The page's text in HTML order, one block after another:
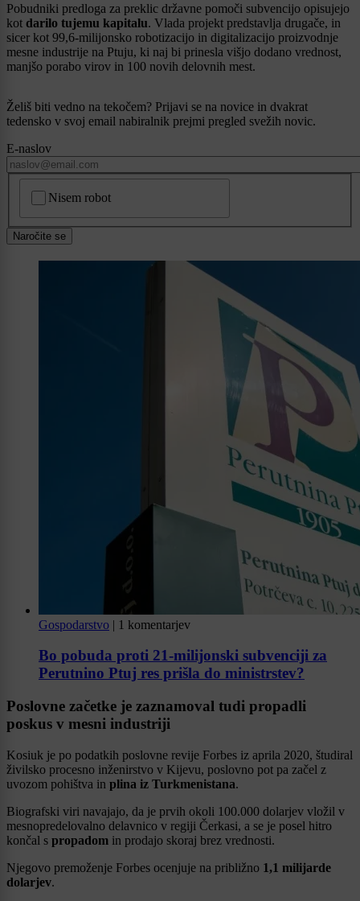
Pobudniki predloga za preklic državne pomoči subvencijo opisujejo
kot darilo tujemu kapitalu. Vlada projekt predstavlja drugače, in
sicer kot 99,6-milijonsko robotizacijo in digitalizacijo proizvodnje
mesne industrije na Ptuju, ki naj bi prinesla višjo dodano vrednost,
manjšo porabo virov in 100 novih delovnih mest.
Želiš biti vedno na tekočem? Prijavi se na novice in dvakrat
tedensko v svoj email nabiralnik prejmi pregled svežih novic.
E-naslov
Nisem robot
Naročite se
Gospodarstvo | 1 komentarjev
Bo pobuda proti 21-milijonski subvenciji za
Perutnino Ptuj res prišla do ministrstev?
Poslovne začetke je zaznamoval tudi propadli
poskus v mesni industriji
Kosiuk je po podatkih poslovne revije Forbes iz aprila 2020, študiral
živilsko procesno inženirstvo v Kijevu, poslovno pot pa začel z
uvozom pohištva in plina iz Turkmenistana.
Biografski viri navajajo, da je prvih okoli 100.000 dolarjev vložil v
mesnopredelovalno delavnico v regiji Čerkasi, a se je posel hitro
končal s propadom in prodajo skoraj brez vrednosti.
Njegovo premoženje Forbes ocenjuje na približno 1,1 milijarde
dolarjev.